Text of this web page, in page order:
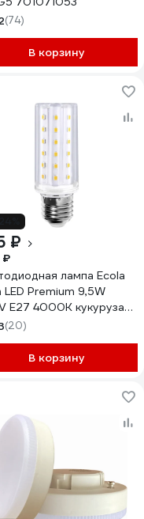
(74)
В корзину
₽
₽
лампа Ecola
LED Premium 9,5W
E27 4000K кукуруза
120x41 Z7NV95ELC
(20)
В корзину